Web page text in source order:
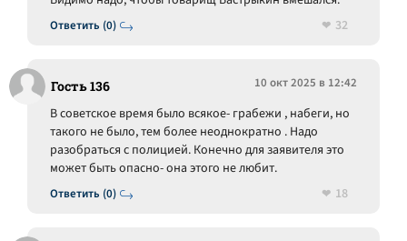
Ответить (0)
32
Гость 136 10 окт 2025 в 12:42
Ответить (0)
В советское время было всякое- грабежи , набеги, но
такого не было, тем более неоднократно . Надо
разобраться с полицией. Конечно для заявителя это
может быть опасно- она этого не любит.
18